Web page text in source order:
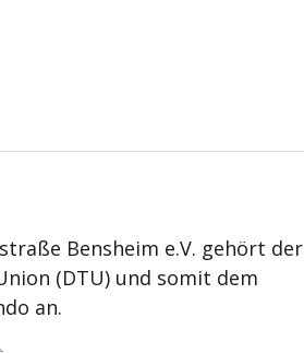
Bensheim e.V. gehört der
(DTU) und somit dem
an.